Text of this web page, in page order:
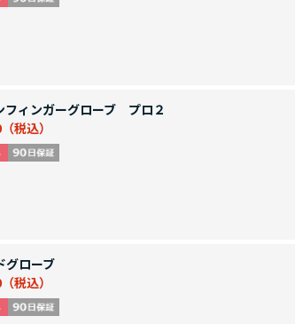
フィンガーグローブ プロ２
グローブ